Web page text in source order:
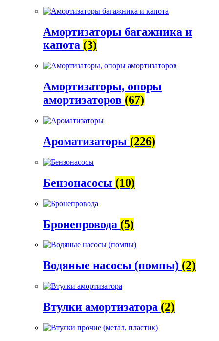
Амортизаторы багажника и
капота (3)
Амортизаторы, опоры
амортизаторов (67)
Ароматизаторы (226)
Бензонасосы (10)
Бронепровода (5)
Водяные насосы (помпы) (2)
Втулки амортизатора (2)